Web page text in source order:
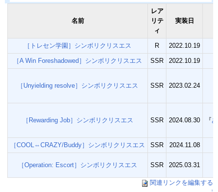
名前
レア
リテ
ィ
実装日
［トレセン学園］シンボリクリスエス R 2022.10.19
［A Win Foreshadowed］シンボリクリスエス SSR 2022.10.19
［Unyielding resolve］シンボリクリスエス SSR 2023.02.24
［Rewarding Job］シンボリクリスエス SSR 2024.08.30 『
［COOL⇔CRAZY/Buddy］シンボリクリスエス SSR 2024.11.08
［Operation: Escort］シンボリクリスエス SSR 2025.03.31
関連リンクを編集する
↑